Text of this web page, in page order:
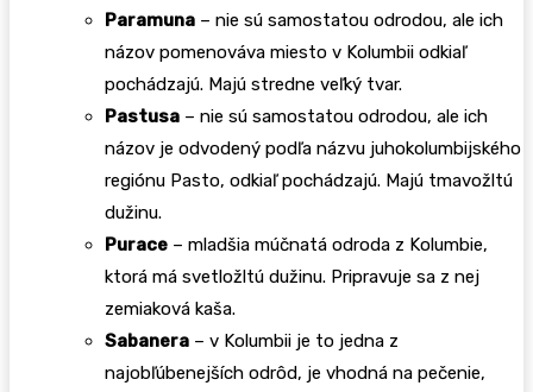
Paramuna – nie sú samostatou odrodou, ale ich
názov pomenováva miesto v Kolumbii odkiaľ
pochádzajú. Majú stredne veľký tvar.
Pastusa – nie sú samostatou odrodou, ale ich
názov je odvodený podľa názvu juhokolumbijského
regiónu Pasto, odkiaľ pochádzajú. Majú tmavožltú
dužinu.
Purace – mladšia múčnatá odroda z Kolumbie,
ktorá má svetložltú dužinu. Pripravuje sa z nej
zemiaková kaša.
Sabanera – v Kolumbii je to jedna z
najobľúbenejších odrôd, je vhodná na pečenie,